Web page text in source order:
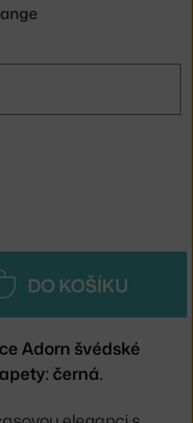
DO KOŠÍKU
Adorn švédské
černá.